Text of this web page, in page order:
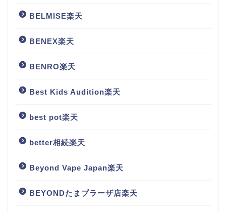
BELMISE楽天
BENEX楽天
BENRO楽天
Best Kids Audition楽天
best pot楽天
better相続楽天
Beyond Vape Japan楽天
BEYONDたまプラーザ店楽天